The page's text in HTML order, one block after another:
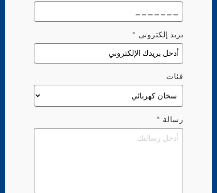
بريد إلكتروني *
فئات
رسالة *